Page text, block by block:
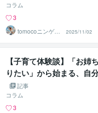
コラム
3
tomocoニンゲン
分析＠JLT
2025/11/02
【子育て体験談】「お姉
りたい」から始まる、自
記事
コラム
3